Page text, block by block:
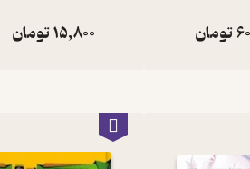
تومان 15,800تومان